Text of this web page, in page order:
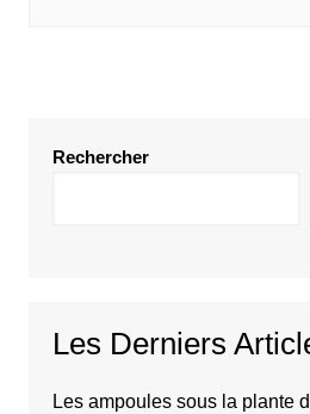
Rechercher
Les Derniers
Les ampoules sous la plante